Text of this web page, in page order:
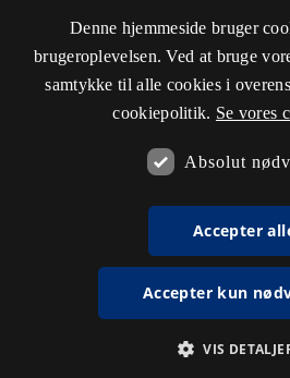
Denne hjemmeside bruger
brugeroplevelsen. Ved at bruge
samtykke til alle cookies i
cookiepolitik. Se vores
Absolut
Accepter
Accepter kun
VIS